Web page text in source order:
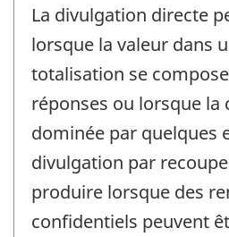
La divulgation directe
lorsque la valeur dans
totalisation se
réponses ou lorsque la
dominée par quelques
divulgation par
produire lorsque des
confidentiels peuvent